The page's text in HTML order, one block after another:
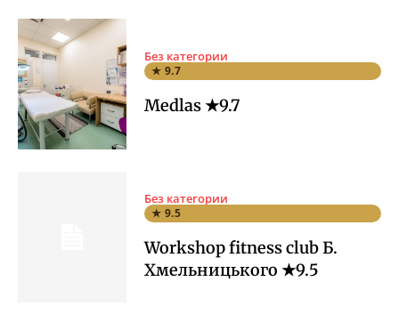
Без категории
★ 9.7
Medlas ★9.7
Без категории
★ 9.5
Workshop fitness club Б.
Хмельницького ★9.5